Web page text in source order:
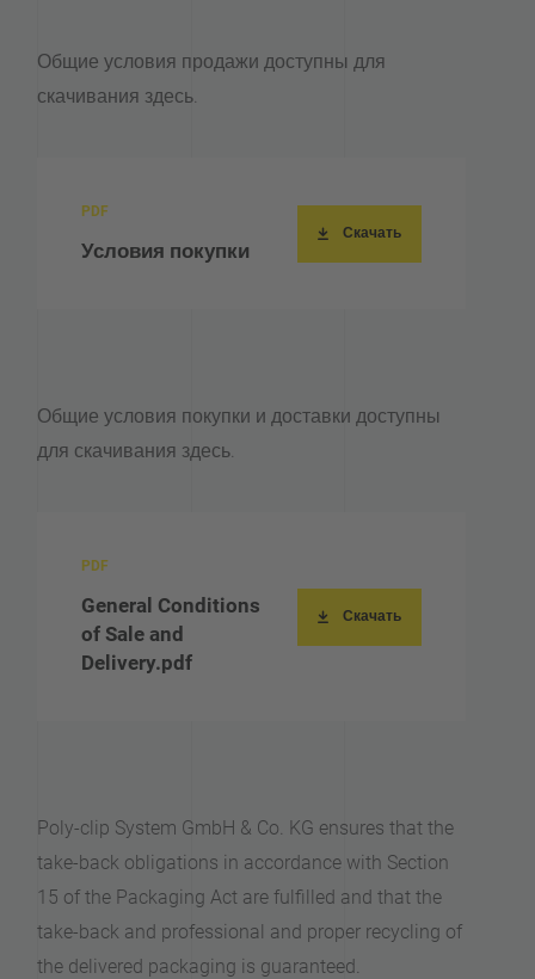
Общие условия продажи доступны для
скачивания здесь.
Условия покупки
Скачать
Общие условия покупки и доставки доступны
для скачивания здесь.
General Conditions
of Sale and
Delivery.pdf
Скачать
Poly-clip System GmbH & Co. KG ensures that the
take-back obligations in accordance with Section
15 of the Packaging Act are fulfilled and that the
take-back and professional and proper recycling of
the delivered packaging is guaranteed.